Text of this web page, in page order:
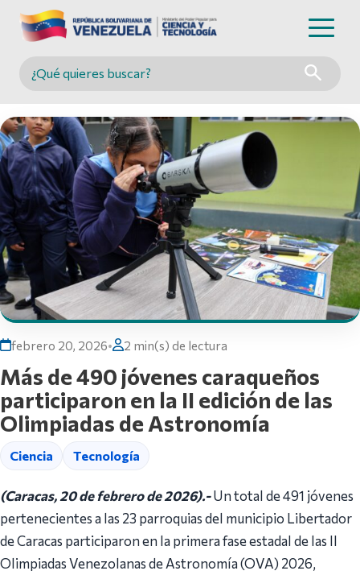
Buscar en MINCYT
febrero 20, 2026• 2 min(s) de lectura
Más de 490 jóvenes caraqueños
participaron en la II edición de las
Olimpiadas de Astronomía
Ciencia Tecnología
(Caracas, 20 de febrero de 2026).-Un total de 491 jóvenes
pertenecientes a las 23 parroquias del municipio Libertador
de Caracas participaron en la primera fase estadal de las II
Olimpiadas Venezolanas de Astronomía (OVA) 2026,